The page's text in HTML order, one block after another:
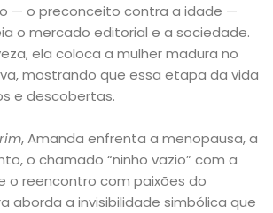
— o preconceito contra a idade —
o mercado editorial e a sociedade.
ela coloca a mulher madura no
mostrando que essa etapa da vida
e descobertas.
, Amanda enfrenta a menopausa, a
o chamado “ninho vazio” com a
o reencontro com paixões do
aborda a invisibilidade simbólica que